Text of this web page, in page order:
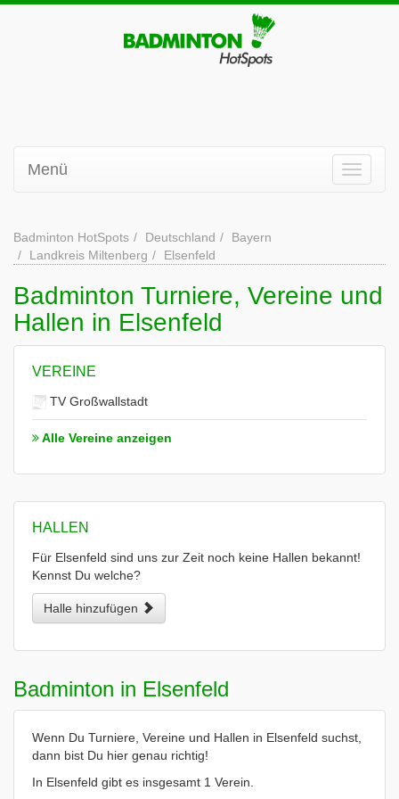
Menü
Badminton HotSpots Deutschland
Bayern
Landkreis Miltenberg
Elsenfeld
Badminton Turniere, Vereine und
Hallen in Elsenfeld
VEREINE
TV Großwallstadt
Alle Vereine anzeigen
HALLEN
Für Elsenfeld sind uns zur Zeit noch keine Hallen bekannt!
Kennst Du welche?
Halle hinzufügen
Badminton in Elsenfeld
Wenn Du Turniere, Vereine und Hallen in Elsenfeld suchst,
dann bist Du hier genau richtig!
In Elsenfeld gibt es insgesamt 1 Verein.